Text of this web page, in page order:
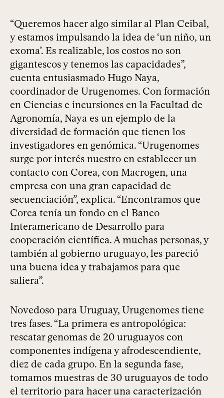
“Queremos hacer algo similar al Plan Ceibal,
y estamos impulsando la idea de ‘un niño, un
exoma’. Es realizable, los costos no son
gigantescos y tenemos las capacidades”,
cuenta entusiasmado Hugo Naya,
coordinador de Urugenomes. Con formación
en Ciencias e incursiones en la Facultad de
Agronomía, Naya es un ejemplo de la
diversidad de formación que tienen los
investigadores en genómica. “Urugenomes
surge por interés nuestro en establecer un
contacto con Corea, con Macrogen, una
empresa con una gran capacidad de
secuenciación”, explica. “Encontramos que
Corea tenía un fondo en el Banco
Interamericano de Desarrollo para
cooperación científica. A muchas personas, y
también al gobierno uruguayo, les pareció
una buena idea y trabajamos para que
saliera”.
Novedoso para Uruguay, Urugenomes tiene
tres fases. “La primera es antropológica:
rescatar genomas de 20 uruguayos con
componentes indígena y afrodescendiente,
diez de cada grupo. En la segunda fase,
tomamos muestras de 30 uruguayos de todo
el territorio para hacer una caracterización